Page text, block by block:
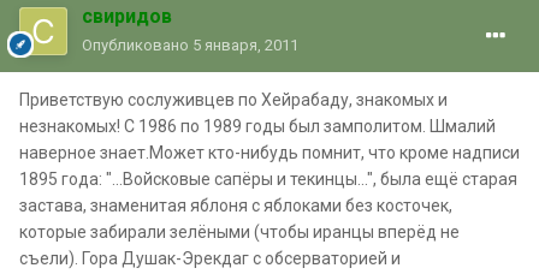
свиридов
Опубликовано 5 января, 2011
Приветствую сослуживцев по Хейрабаду, знакомых и
незнакомых! С 1986 по 1989 годы был замполитом. Шмалий
наверное знает.Может кто-нибудь помнит, что кроме надписи
1895 года: "...Войсковые сапёры и текинцы...", была ещё старая
застава, знаменитая яблоня с яблоками без косточек,
которые забирали зелёными (чтобы иранцы вперёд не
съели). Гора Душак-Эрекдаг с обсерваторией и